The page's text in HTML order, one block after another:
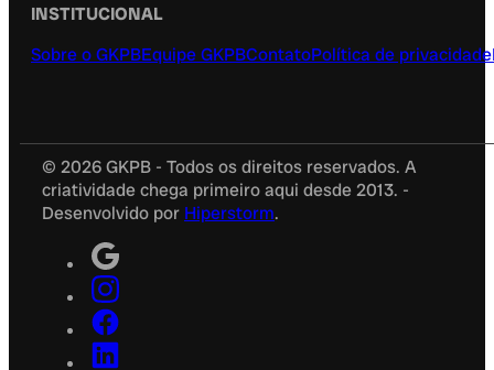
INSTITUCIONAL
Sobre o GKPBEquipe GKPBContatoPolítica de privacidade
© 2026 GKPB - Todos os direitos reservados. A
criatividade chega primeiro aqui desde 2013. -
Desenvolvido por Hiperstorm.